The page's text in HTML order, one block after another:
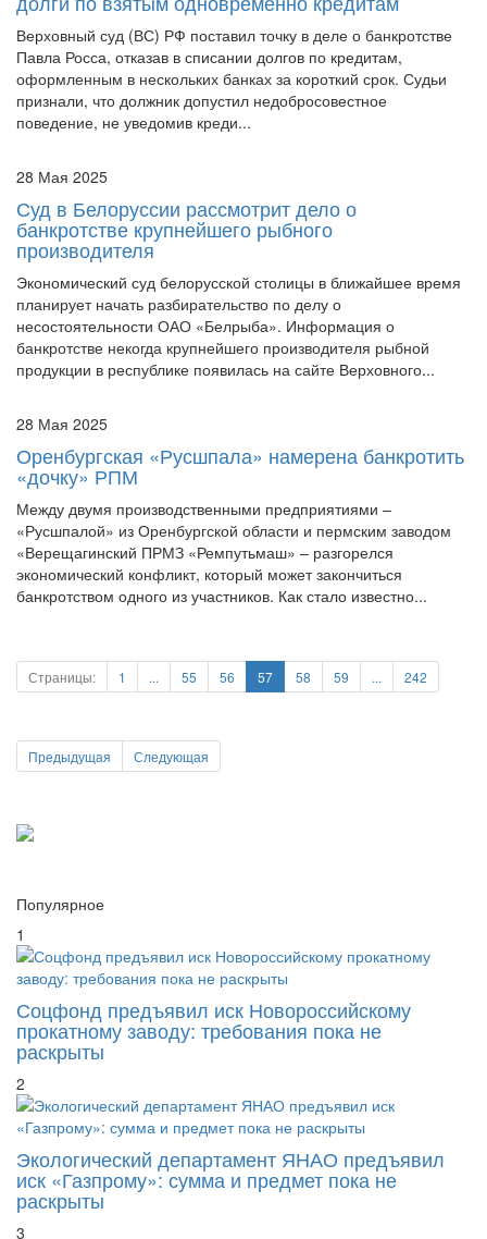
Верховный суд (ВС) РФ поставил точку в деле о банкротстве
Павла Росса, отказав в списании долгов по кредитам,
оформленным в нескольких банках за короткий срок. Судьи
признали, что должник допустил недобросовестное
поведение, не уведомив креди...
Суд в Белоруссии рассмотрит дело о
банкротстве крупнейшего рыбного
производителя
Экономический суд белорусской столицы в ближайшее время
планирует начать разбирательство по делу о
несостоятельности ОАО «Белрыба». Информация о
банкротстве некогда крупнейшего производителя рыбной
продукции в республике появилась на сайте Верховного...
Оренбургская «Русшпала» намерена банкротить
«дочку» РПМ
Между двумя производственными предприятиями –
«Русшпалой» из Оренбургской области и пермским заводом
«Верещагинский ПРМЗ «Ремпутьмаш» – разгорелся
экономический конфликт, который может закончиться
банкротством одного из участников. Как стало известно...
1
Соцфонд предъявил иск Новороссийскому
прокатному заводу: требования пока не
раскрыты
2
Экологический департамент ЯНАО предъявил
иск «Газпрому»: сумма и предмет пока не
раскрыты
3